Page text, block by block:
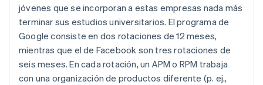
jóvenes que se incorporan a estas empresas nada más
terminar sus estudios universitarios. El programa de
Google consiste en dos rotaciones de 12 meses,
mientras que el de Facebook son tres rotaciones de
seis meses. En cada rotación, un APM o RPM trabaja
con una organización de productos diferente (p. ej.,